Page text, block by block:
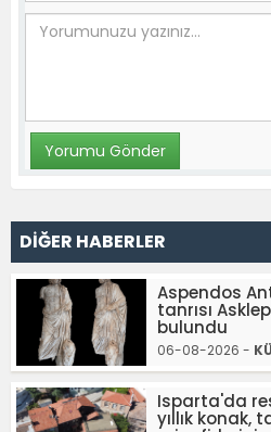
DİĞER HABERLER
Aspendos
tanrısı
bulundu
06-08-2026 -
Isparta'da
yıllık konak,